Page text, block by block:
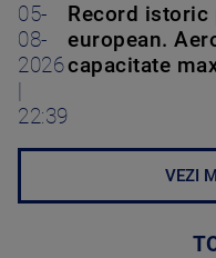
05-
08-
2026
22:39
Record
european.
capacitate
VEZI